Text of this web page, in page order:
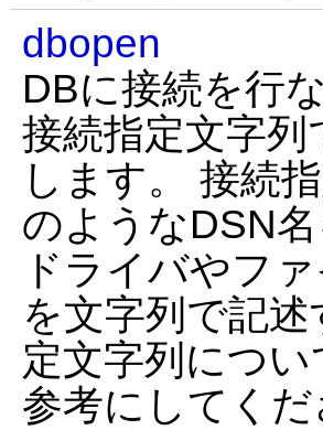
dbopen
DBに接続を行
接続指定文字
します。 接続
のようなDSN
ドライバやフ
を文字列で記
定文字列につ
参考にしてくだ